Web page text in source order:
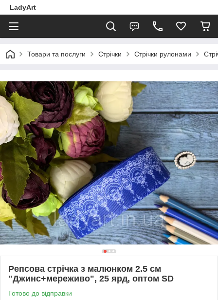
LadyArt
Товари та послуги Стрічки Стрічки рулонами
Репсова стрічка з малюнком 2.5 см
"Джинс+мереживо", 25 ярд, оптом SD
Готово до відправки